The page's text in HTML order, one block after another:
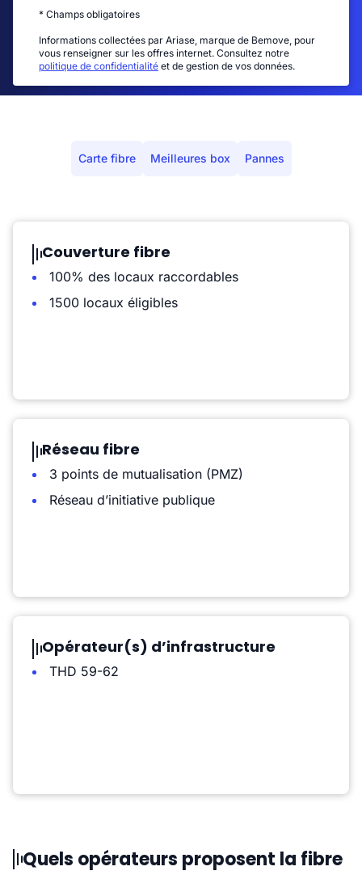
* Champs obligatoires
Informations collectées par Ariase, marque de Bemove, pour
vous renseigner sur les offres internet. Consultez notre
politique de confidentialité et de gestion de vos données.
Carte fibre Meilleures box Pannes
Couverture fibre
100% des locaux raccordables
1500 locaux éligibles
Réseau fibre
3 points de mutualisation (PMZ)
Réseau d’initiative publique
Opérateur(s) d’infrastructure
THD 59-62
Quels opérateurs proposent la fibre